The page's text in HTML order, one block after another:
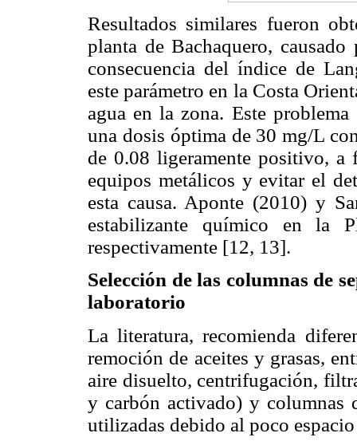
Resultados similares fueron
planta de Bachaquero,
consecuencia del índice de
este parámetro en la Costa
agua en la zona. Este
una dosis óptima de 30 mg/L
de 0.08 ligeramente positivo, a
equipos metálicos y evitar el
esta causa. Aponte (2010) y
estabilizante químico en la
respectivamente [12, 13].
Selección de las columnas de
laboratorio
La literatura, recomienda
remoción de aceites y grasas,
aire disuelto, centrifugación,
y carbón activado) y columnas
utilizadas debido al poco